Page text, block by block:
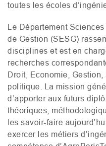
toutes les écoles
Le Département
de Gestion (SESG)
disciplines et est en
recherches
Droit, Economie,
politique. La mission
d’apporter aux futurs
théoriques,
les savoir-faire
exercer les métiers